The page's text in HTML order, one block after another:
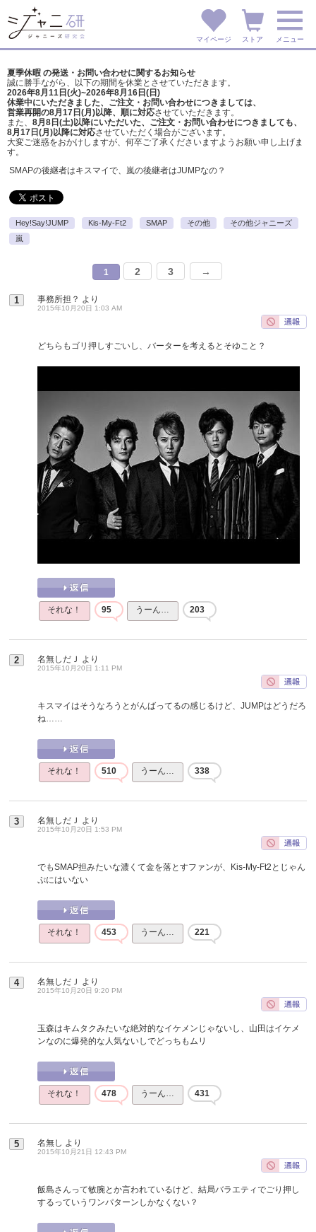
マイページ ストア メニュー
夏季休暇 の発送・お問い合わせに関するお知らせ
誠に勝手ながら、以下の期間を休業とさせていただきます。
2026年8月11日(火)~2026年8月16日(日)
休業中にいただきました、ご注文・お問い合わせにつきましては、
営業再開の8月17日(月)以降、順に対応させていただきます。
また、 8月8日(土)以降にいただいた、ご注文・ お問い合わせにつきましても、
8月17日(月)以降に対応させていただく場合がございます。
大変ご迷惑をおかけしますが、 何卒ご了承くださいますようお願い申し上げま
す。
SMAPの後継者はキスマイで、嵐の後継者はJUMPなの？
Hey!Say!JUMP Kis-My-Ft2 SMAP その他
その他ジャニーズ
嵐
1 2 3 →
1 事務所担？ より
2015年10月20日 1:03 AM
どちらもゴリ押しすごいし、バーターを考えるとそゆこと？
それな！ 95 うーん… 203
2 名無しだＪ より
2015年10月20日 1:11 PM
キスマイはそうなろうとがんばってるの感じるけど、JUMPはどうだろ
ね……
それな！ 510 うーん… 338
3 名無しだＪ より
2015年10月20日 1:53 PM
でもSMAP担みたいな濃くて金を落とすファンが、Kis-My-Ft2とじゃん
ぷにはいない
それな！ 453 うーん… 221
4 名無しだＪ より
2015年10月20日 9:20 PM
玉森はキムタクみたいな絶対的なイケメンじゃないし、山田はイケメ
ンなのに爆発的な人気ないしでどっちもムリ
それな！ 478 うーん… 431
5 名無し より
2015年10月21日 12:43 PM
飯島さんって敏腕とか言われているけど、結局バラエティでごり押し
するっていうワンパターンしかなくない？